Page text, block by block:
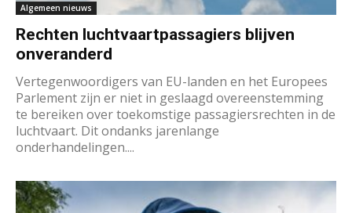
Algemeen nieuws
Rechten luchtvaartpassagiers blijven
onveranderd
Vertegenwoordigers van EU-landen en het Europees
Parlement zijn er niet in geslaagd overeenstemming
te bereiken over toekomstige passagiersrechten in de
luchtvaart. Dit ondanks jarenlange
onderhandelingen....